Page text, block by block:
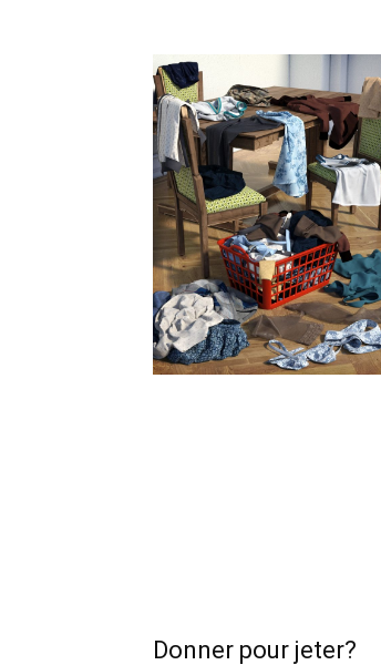
Donner pour jeter?